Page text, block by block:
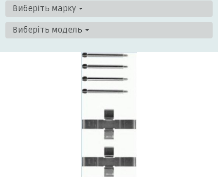
Виберіть марку
Виберіть модель